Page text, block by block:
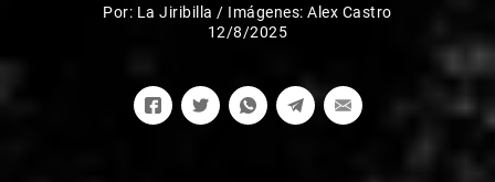
Por: La Jiribilla / Imágenes: Alex Castro
12/8/2025